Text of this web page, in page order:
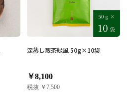
深蒸し煎茶緑風 50g×10袋
￥8,100
税抜 ￥7,500